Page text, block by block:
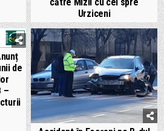
către Mizil cu cel spre
Urziceni
de
–